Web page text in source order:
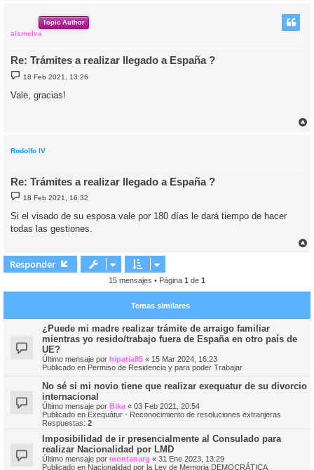
Topic Author
aismelva
Re: Trámites a realizar llegado a España ?
M
e
n
s
18 Feb 2021, 13:26
Vale, gracias!
Rodolfo IV
Re: Trámites a realizar llegado a España ?
M
e
s
a
18 Feb 2021, 16:32
Si el visado de su esposa vale por 180 días le dará tiempo de hacer
todas las gestiones.
a
Responder
15 mensajes • Página 1 de 1
Temas similares
¿Puede mi madre realizar trámite de arraigo familiar
mientras yo resido/trabajo fuera de España en otro país de
UE?
Último mensaje por hipatia85 « 15 Mar 2024, 16:23
Publicado en Permiso de Residencia y para poder Trabajar
No sé si mi novio tiene que realizar exequatur de su divorcio
internacional
Último mensaje por Bika « 03 Feb 2021, 20:54
Publicado en Exequátur - Reconocimiento de resoluciones extranjeras
Respuestas: 2
Imposibilidad de ir presencialmente al Consulado para
realizar Nacionalidad por LMD
Último mensaje por montanarg « 31 Ene 2023, 13:29
Publicado en Nacionalidad por la Ley de Memoria DEMOCRÁTICA